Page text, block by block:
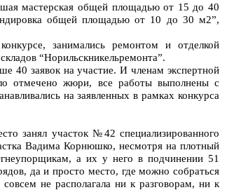
мастерская общей площадью от 15 до 40
общей площадью от 10 до 30 м2”,
занимались ремонтом и отделкой
“Норильскникельремонта”.
40 заявок на участие. И членам экспертной
отмечено жюри, все работы выполнены с
на заявленных в рамках конкурса
занял участок №42 специализированного
Вадима Корнюшко, несмотря на плотный
а их у него в подчинении 51
да и просто место, где можно собраться
не располагала ни к разговорам, ни к